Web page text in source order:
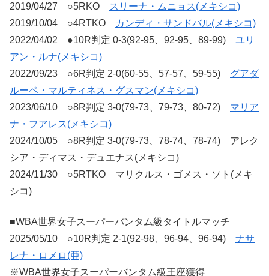
2019/04/27 ○5RKO スリーナ・ムニョス(メキシコ)
2019/10/04 ○4RTKO
カンディ・サンドバル(メキシコ)
2022/04/02 ●10R判定 0-3(92-95、92-95、89-99) ユリ
アン・ルナ(メキシコ)
2022/09/23 ○6R判定 2-0(60-55、57-57、59-55) グアダ
ルーペ・マルティネス・グスマン(メキシコ)
2023/06/10 ○8R判定 3-0(79-73、79-73、80-72) マリア
ナ・フアレス(メキシコ)
2024/10/05 ○8R判定 3-0(79-73、78-74、78-74) アレク
シア・ディマス・デュエナス(メキシコ)
2024/11/30 ○5RTKO マリクルス・ゴメス・ソト(メキ
シコ)
■WBA世界女子スーパーバンタム級タイトルマッチ
2025/05/10 ○10R判定 2-1(92-98、96-94、96-94) ナサ
レナ・ロメロ(亜)
※WBA世界女子スーパーバンタム級王座獲得